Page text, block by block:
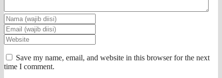
Save my name, email, and website in this browser for the next
time I comment.